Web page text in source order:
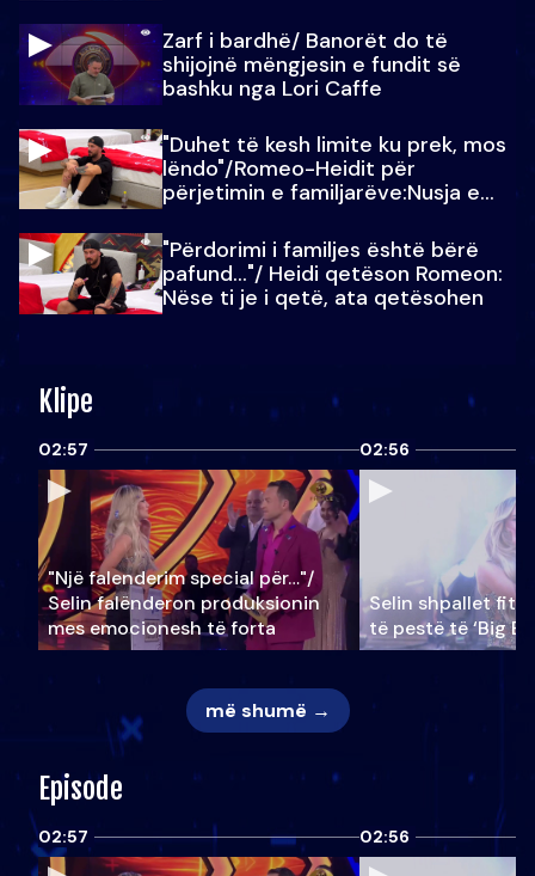
Zarf i bardhë/ Banorët do të
shijojnë mëngjesin e fundit së
bashku nga Lori Caffe
"Duhet të kesh limite ku prek, mos
lëndo"/Romeo-Heidit për
përjetimin e familjarëve:Nusja e
"Përdorimi i familjes është bërë
pafund…"/ Heidi qetëson Romeon:
Nëse ti je i qetë, ata qetësohen
Klipe
02:57
"Një falenderim special për…"/
Selin falënderon produksionin
mes emocionesh të forta
02:56
Selin shpallet
të pestë të ‘Big
më shumë →
Episode
02:57 02:56